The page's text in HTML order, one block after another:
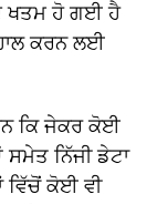
ਖਤਮ ਹੋ ਗਈ ਹੈ
ਕਰਨ ਲਈ
ਕਿ ਜੇਕਰ ਕੋਈ
ਨਿੱਜੀ ਡੇਟਾ
ਵਿੱਚੋਂ ਕੋਈ ਵੀ